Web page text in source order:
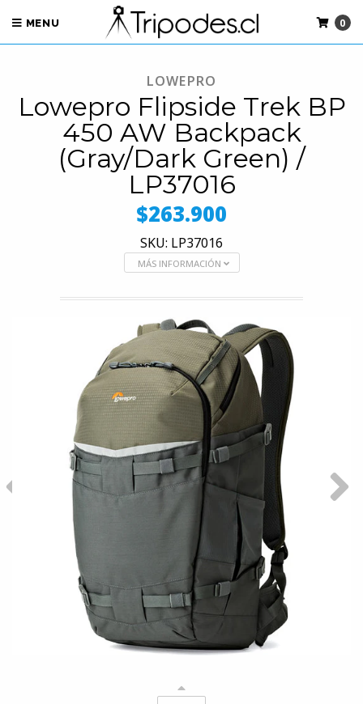
MENU 0
LOWEPRO
Lowepro Flipside Trek BP
450 AW Backpack
(Gray/Dark Green) /
LP37016
$263.900
SKU: LP37016
MÁS INFORMACIÓN